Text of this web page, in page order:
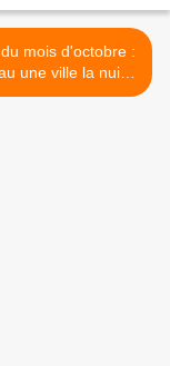
mois d'octobre :
une ville la nuit...
>